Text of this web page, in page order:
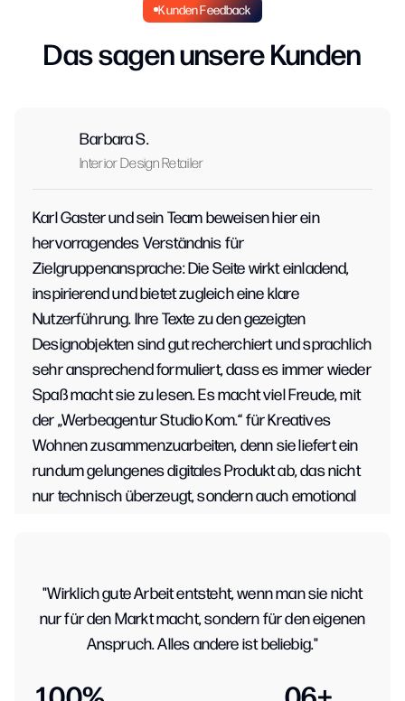
Kunden Feedback
Das sagen unsere Kunden
Barbara S.
Interior Design Retailer
Karl Gaster und sein Team beweisen hier ein
hervorragendes Verständnis für
Zielgruppenansprache: Die Seite wirkt einladend,
inspirierend und bietet zugleich eine klare
Nutzerführung. Ihre Texte zu den gezeigten
Designobjekten sind gut recherchiert und sprachlich
sehr ansprechend formuliert, dass es immer wieder
Spaß macht sie zu lesen. Es macht viel Freude, mit
der „Werbeagentur Studio Kom.“ für Kreatives
Wohnen zusammenzuarbeiten, denn sie liefert ein
rundum gelungenes digitales Produkt ab, das nicht
nur technisch überzeugt, sondern auch emotional
Phillip Selzle
Gründer bei Kaspar Schmauser
"Wirklich gute Arbeit entsteht, wenn man sie nicht
nur für den Markt macht, sondern für den eigenen
Anspruch. Alles andere ist beliebig."
4
2
8
6
3
2
7
4
2
8
6
3
2
7
4